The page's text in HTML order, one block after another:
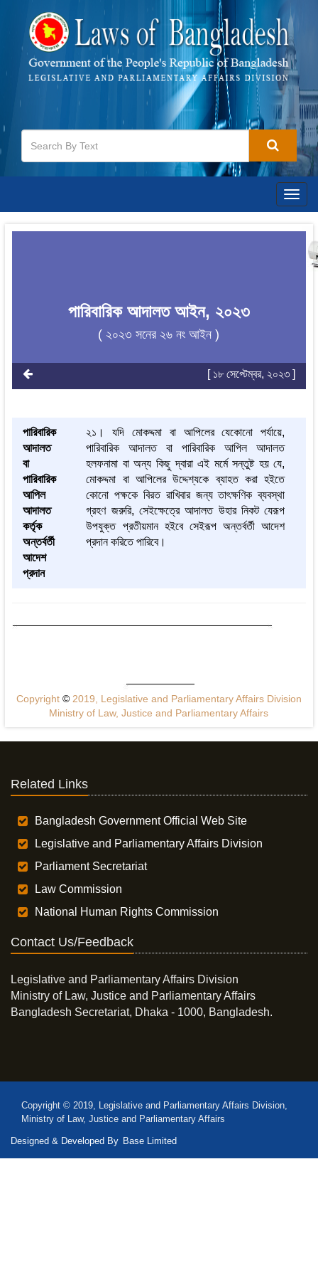
পারিবারিক আদালত আইন, ২০২৩
( ২০২৩ সনের ২৬ নং আইন )
[ ১৮ সেপ্টেম্বর, ২০২৩ ]
পারিবারিক
আদালত
বা
পারিবারিক
আপিল
আদালত
কর্তৃক
অন্তর্বর্তী
আদেশ
প্রদান
২১। যদি মোকদ্দমা বা আপিলের যেকোনো পর্যায়ে,
পারিবারিক আদালত বা পারিবারিক আপিল আদালত
হলফনামা বা অন্য কিছু দ্বারা এই মর্মে সন্তুষ্ট হয় যে,
মোকদ্দমা বা আপিলের উদ্দেশ্যকে ব্যাহত করা হইতে
কোনো পক্ষকে বিরত রাখিবার জন্য তাৎক্ষণিক ব্যবস্থা
গ্রহণ জরুরি, সেইক্ষেত্রে আদালত উহার নিকট যেরূপ
উপযুক্ত প্রতীয়মান হইবে সেইরূপ অন্তর্বর্তী আদেশ
প্রদান করিতে পারিবে।
Copyright ©2019, Legislative and Parliamentary Affairs Division
Ministry of Law, Justice and Parliamentary Affairs
Related Links
Bangladesh Government Official Web Site
Legislative and Parliamentary Affairs Division
Parliament Secretariat
Law Commission
National Human Rights Commission
Contact Us/Feedback
Legislative and Parliamentary Affairs Division
Ministry of Law, Justice and Parliamentary Affairs
Bangladesh Secretariat, Dhaka - 1000, Bangladesh.
Copyright © 2019, Legislative and Parliamentary Affairs Division,
Ministry of Law, Justice and Parliamentary Affairs
Designed & Developed By Base Limited